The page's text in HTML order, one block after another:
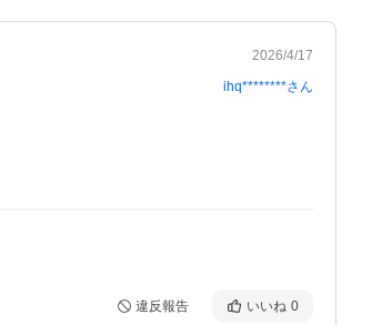
2026/4/17
ihq********さん
違反報告 いいね 0